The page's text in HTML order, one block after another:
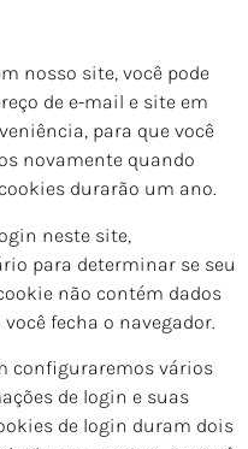
nosso site, você pode
de e-mail e site em
para que você
novamente quando
durarão um ano.
neste site,
para determinar se seu
não contém dados
fecha o navegador.
configuraremos vários
de login e suas
de login duram dois